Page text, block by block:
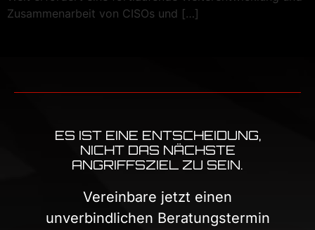
Zusammenarbeit von CISOs und […]
ES IST EINE ENTSCHEIDUNG,
NICHT DAS NÄCHSTE
ANGRIFFSZIEL ZU SEIN.
Vereinbare jetzt einen
unverbindlichen Beratungstermin